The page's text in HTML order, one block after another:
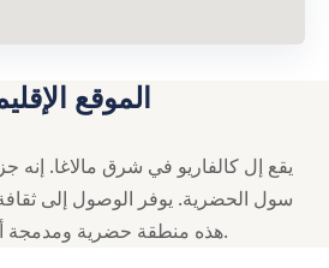
الموقع
يقع إل كالفاريو في شرق مالاغا.
سول الحضرية. يوفر الوصول إلى
هذه منطقة حضرية ومدمجة أكثر من القرى المنفصلة.